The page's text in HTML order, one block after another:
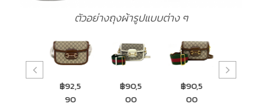
ตัวอย่างถุงผ้ารูปแบบต่าง ๆ
฿90,5
00
฿90,5
00
฿9,50
0